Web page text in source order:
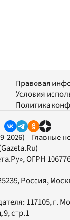
Правовая
Условия
Политика
2026) – Главные
(Gazeta.Ru)
, ОГРН
Россия,
117105, г.
стр.1